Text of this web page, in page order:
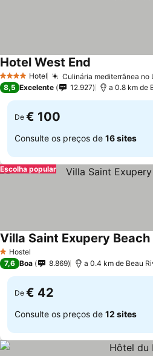
4 EstrelasHotel Culinária mediterrânea no
Hotel West End
8,5 Excelente 12.927 a 0.8 km de
De € 100
Consulte os preços de 16 sites
Escolha popular
1 Estrelas
Hostel
Villa Saint Exupery
7,6 Boa 8.869 a 0.4 km de Beau
De € 42
Consulte os preços de 12 sites